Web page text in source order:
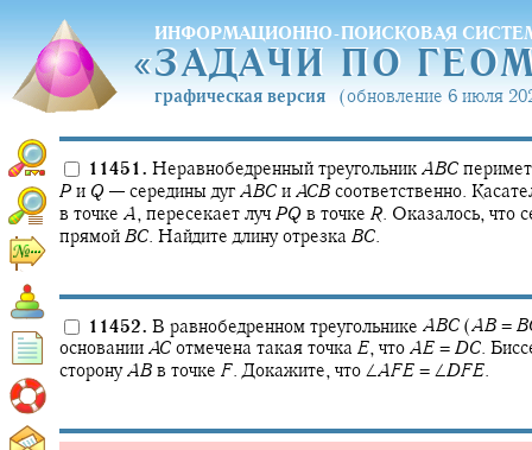
ИНФОРМАЦИОННО-ПОИСКОВАЯ
«ЗАДАЧИ ПО
«ЗАДАЧИ ПО
графическая версия (обновление 6 июля
11451. Неравнобедренный треугольник ABC
P и Q — середины дуг ABC и ACB соответственно.
в точке A, пересекает луч PQ в точке R. Оказалось, что
прямой BC. Найдите длину отрезка BC.
11452. В равнобедренном треугольнике ABC (AB = B
основании AC отмечена такая точка E, что AE = DC.
сторонуAB в точке F. Докажите, что ∠AFE = ∠DFE.